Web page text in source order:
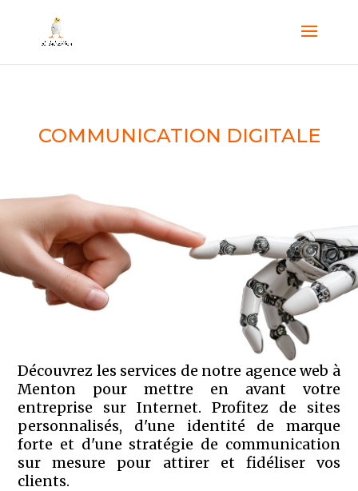
COMMUNICATION DIGITALE
Découvrez les services de notre agence web à
Menton pour mettre en avant votre
entreprise sur Internet. Profitez de sites
personnalisés, d'une identité de marque
forte et d'une stratégie de communication
sur mesure pour attirer et fidéliser vos
clients.